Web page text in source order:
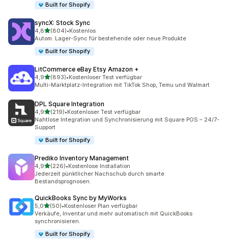
Built for Shopify
syncX: Stock Sync
4,8von 5 Sternen
(804)
804 Rezensionen insgesamt
•Kostenlos
Autom. Lager-Sync für bestehende oder neue Produkte
Built for Shopify
LitCommerce eBay Etsy Amazon +
4,9von 5 Sternen
(893)
893 Rezensionen insgesamt
•Kostenloser Test verfügbar
Multi-Marktplatz-Integration mit TikTok Shop, Temu und Walmart
DPL Square Integration
4,9von 5 Sternen
(219)
219 Rezensionen insgesamt
•Kostenloser Test verfügbar
Nahtlose Integration und Synchronisierung mit Square POS – 24/7-
Support
Built for Shopify
Prediko Inventory Management
4,9von 5 Sternen
(226)
226 Rezensionen insgesamt
•Kostenlose Installation
Jederzeit pünktlicher Nachschub durch smarte
Bestandsprognosen.
QuickBooks Sync by MyWorks
5,0von 5 Sternen
(50)
50 Rezensionen insgesamt
•Kostenloser Plan verfügbar
Verkäufe, Inventar und mehr automatisch mit QuickBooks
synchronisieren.
Built for Shopify